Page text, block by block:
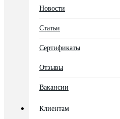
Новости
Статьи
Сертификаты
Отзывы
Вакансии
Клиентам